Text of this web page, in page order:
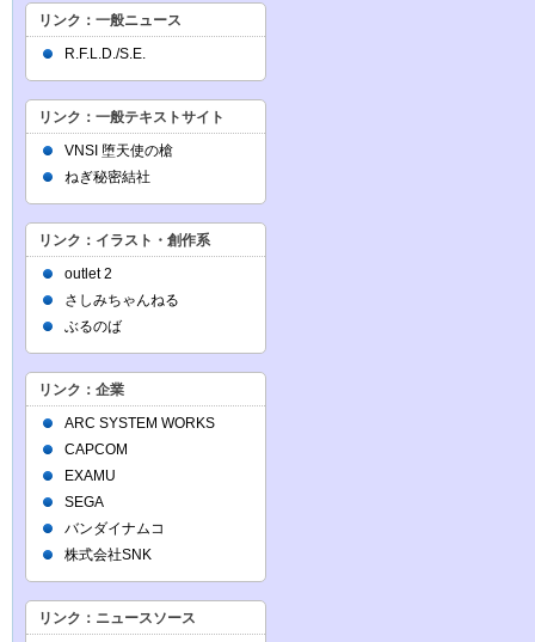
リンク：一般ニュース
R.F.L.D./S.E.
リンク：一般テキストサイト
VNSI 堕天使の槍
ねぎ秘密結社
リンク：イラスト・創作系
outlet 2
さしみちゃんねる
ぶるのば
リンク：企業
ARC SYSTEM WORKS
CAPCOM
EXAMU
SEGA
バンダイナムコ
株式会社SNK
リンク：ニュースソース